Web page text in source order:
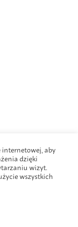
internetowej, aby
dzięki
wizyt.
wszystkich